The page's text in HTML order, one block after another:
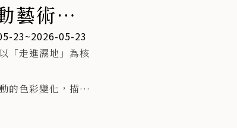
六）
藝術饗
23~2026-05-23
「走進濕地」為核
的色彩變化，描繪